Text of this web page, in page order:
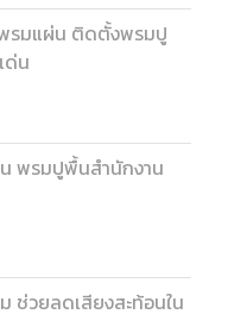
รมแผ่น ติดตั้งพรมปู
ด่น
พรมปูพื้นสำนักงาน
ช่วยลดเสียงสะท้อนใน